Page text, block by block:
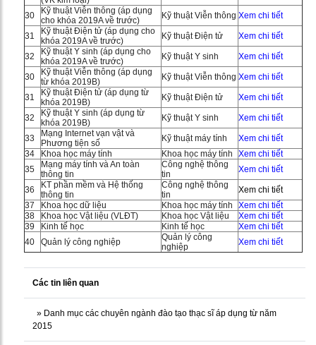
30
Kỹ thuật Viễn thông (áp dụng
cho khóa 2019A về trước)
Kỹ thuật Viễn thông Xem chi tiết
31
Kỹ thuật Điện tử (áp dụng cho
khóa 2019A về trước)
Kỹ thuật Điện tử Xem chi tiết
32
Kỹ thuật Y sinh (áp dụng cho
khóa 2019A về trước)
Kỹ thuật Y sinh Xem chi tiết
30
Kỹ thuật Viễn thông (áp dụng
từ khóa 2019B)
Kỹ thuật Viễn thông Xem chi tiết
31
Kỹ thuật Điện tử (áp dụng từ
khóa 2019B)
Kỹ thuật Điện tử Xem chi tiết
32
Kỹ thuật Y sinh (áp dụng từ
khóa 2019B)
Kỹ thuật Y sinh Xem chi tiết
33
Mạng Internet vạn vật và
Phương tiện số
Kỹ thuật máy tính
Xem chi tiết
34
Khoa học máy tính Khoa học máy tính
Xem chi tiết
35
Mạng máy tính và An toàn
thông tin
Công nghệ thông
tin
Xem chi tiết
36
KT phần mềm và Hệ thống
thông tin
Công nghệ thông
tin
Xem chi tiết
37
Khoa học dữ liệu Khoa học máy tính
Xem chi tiết
38
Khoa học Vật liệu (VLĐT) Khoa học Vật liệu
Xem chi tiết
39
Kinh tế học Kinh tế học
Xem chi tiết
40
Quản lý công nghiệp
Quản lý công
nghiệp
Xem chi tiết
Các tin liên quan
» Danh mục các chuyên ngành đào tạo thạc sĩ áp dụng từ năm
2015